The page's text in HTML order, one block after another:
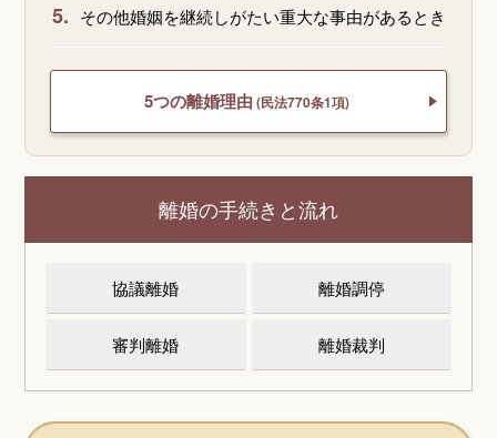
5. その他婚姻を継続しがたい重大な事由があるとき
5つの離婚理由 (民法770条1項)
離婚の手続きと流れ
協議離婚 離婚調停
審判離婚 離婚裁判